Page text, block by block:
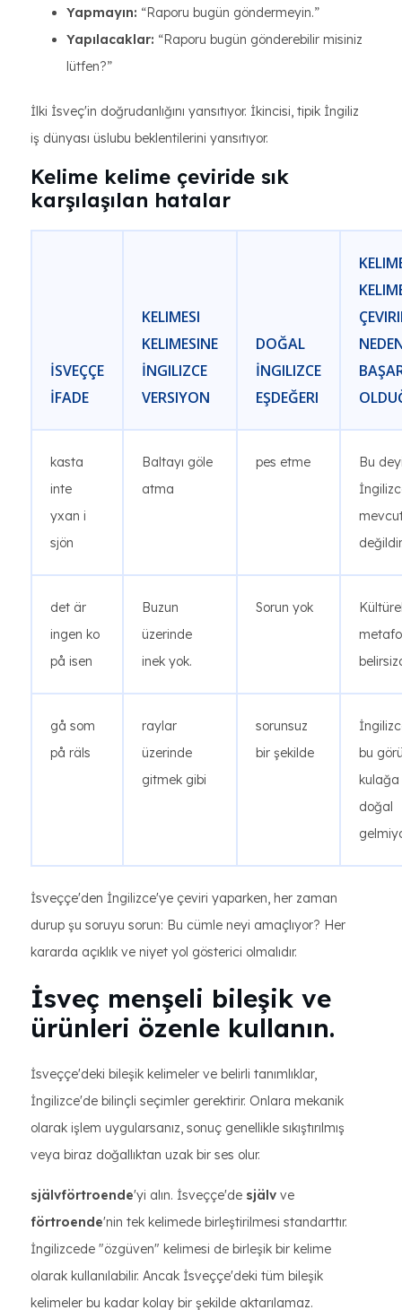
Yapmayın: “Raporu bugün göndermeyin.”
Yapılacaklar: “Raporu bugün gönderebilir misiniz
lütfen?”
İlki İsveç'in doğrudanlığını yansıtıyor. İkincisi, tipik İngiliz
iş dünyası üslubu beklentilerini yansıtıyor.
Kelime kelime çeviride sık
karşılaşılan hatalar
İSVEÇÇE
İFADE
KELIMESI
KELIMESINE
İNGILIZCE
VERSIYON
DOĞAL
İNGILIZCE
EŞDEĞERI
kasta
inte
yxan i
sjön
Baltayı göle
atma
pes etme
Bu
det är
ingen ko
på isen
Buzun
üzerinde
inek yok.
Sorun yok
gå som
på räls
raylar
üzerinde
gitmek gibi
sorunsuz
bir şekilde
bu
kulağa
doğal
İsveççe'den İngilizce'ye çeviri yaparken, her zaman
durup şu soruyu sorun: Bu cümle neyi amaçlıyor? Her
kararda açıklık ve niyet yol gösterici olmalıdır.
İsveç menşeli bileşik ve
ürünleri özenle kullanın.
İsveççe'deki bileşik kelimeler ve belirli tanımlıklar,
İngilizce'de bilinçli seçimler gerektirir. Onlara mekanik
olarak işlem uygularsanız, sonuç genellikle sıkıştırılmış
veya biraz doğallıktan uzak bir ses olur.
självförtroende'yi alın. İsveççe'de själv ve
förtroende'nin tek kelimede birleştirilmesi standarttır.
İngilizcede "özgüven" kelimesi de birleşik bir kelime
olarak kullanılabilir. Ancak İsveççe'deki tüm bileşik
kelimeler bu kadar kolay bir şekilde aktarılamaz.